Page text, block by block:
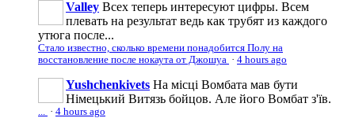
Valley Всех теперь интересуют цифры. Всем
плевать на результат ведь как трубят из каждого
утюга после...
Стало известно, сколько времени понадобится Полу на
восстановление после нокаута от Джошуа · 4 hours ago
Yushchenkivets На місці Вомбата мав бути
Німецький Витязь бойцов. Але його Вомбат з'їв.
· 4 hours ago